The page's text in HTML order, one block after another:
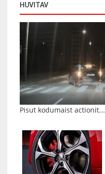
HUVITAV
Pisut kodumaist actionit...